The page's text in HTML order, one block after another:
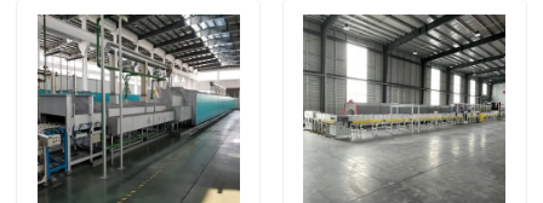
Verzoek om een Citaat
de oven van de rolhaard
Duwoven
Sinteren het op hoge
temperatuur